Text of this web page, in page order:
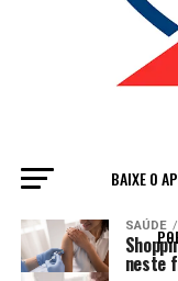
BAIXE O
All
SAÚDE
neste